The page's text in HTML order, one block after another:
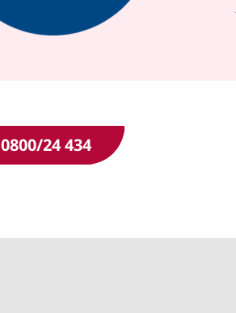
0800/24 434